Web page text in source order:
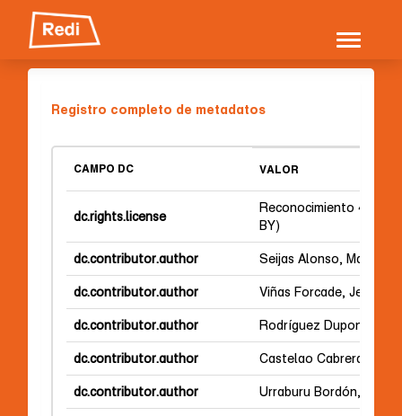
navigation
Registro completo de metadatos
CAMPO DC VALOR
dc.rights.license
Reconocimiento 4.0
BY)
dc.contributor.author Seijas Alonso, Maria
dc.contributor.author Viñas Forcade, Jennifer
dc.contributor.author Rodríguez Dupont,
dc.contributor.author Castelao Cabrera,
dc.contributor.author Urraburu Bordón, Joana